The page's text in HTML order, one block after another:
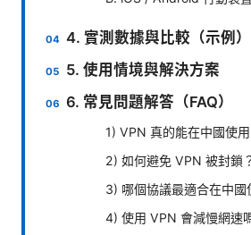
4. 實測數據與比較（示例）
5. 使用情境與解決方案
6. 常見問題解答（FAQ）
1) VPN 真的能在中國使用
2) 如何避免 VPN 被封鎖
3) 哪個協議最適合在中國
4) 使用 VPN 會減慢網速